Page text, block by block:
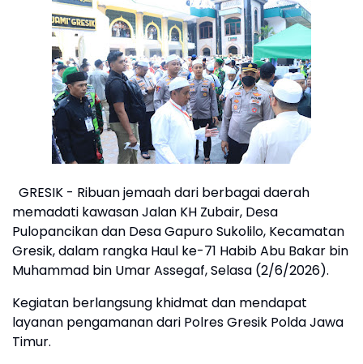
GRESIK - Ribuan jemaah dari berbagai daerah
memadati kawasan Jalan KH Zubair, Desa
Pulopancikan dan Desa Gapuro Sukolilo, Kecamatan
Gresik, dalam rangka Haul ke-71 Habib Abu Bakar bin
Muhammad bin Umar Assegaf, Selasa (2/6/2026).
Kegiatan berlangsung khidmat dan mendapat
layanan pengamanan dari Polres Gresik Polda Jawa
Timur.